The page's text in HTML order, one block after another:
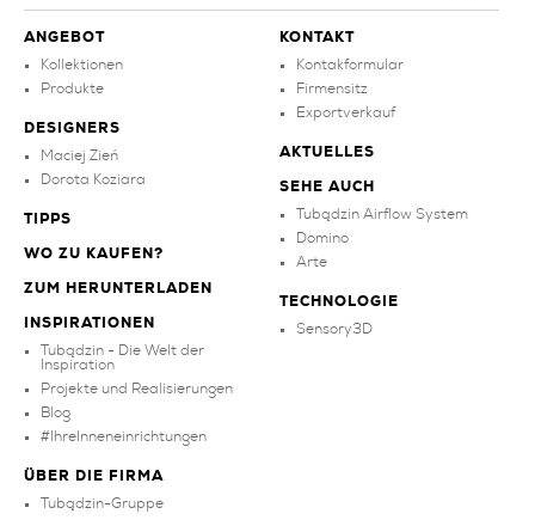
ANGEBOT
Kollektionen
Produkte
DESIGNERS
Maciej Zień
Dorota Koziara
TIPPS
WO ZU KAUFEN?
ZUM HERUNTERLADEN
INSPIRATIONEN
Tubądzin - Die Welt der
Inspiration
Projekte und Realisierungen
Blog
#IhreInneneinrichtungen
ÜBER DIE FIRMA
Tubądzin-Gruppe
KONTAKT
Kontakformular
Firmensitz
Exportverkauf
AKTUELLES
SEHE AUCH
Tubądzin Airflow System
Domino
Arte
TECHNOLOGIE
Sensory3D